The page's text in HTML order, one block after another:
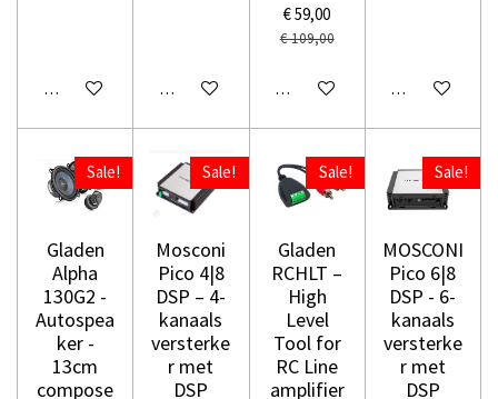
In winkelwagen In winkelwagen
€ 59,00
€ 109,00
In winkelwagen In winkelwagen
Sale!
Gladen
Alpha
130G2 -
Autospea
ker -
13cm
compose
Sale!
Mosconi
Pico 4|8
DSP – 4-
kanaals
versterke
r met
DSP
Sale!
Gladen
RCHLT –
High
Level
Tool for
RC Line
amplifier
Sale!
MOSCONI
Pico 6|8
DSP - 6-
kanaals
versterke
r met
DSP